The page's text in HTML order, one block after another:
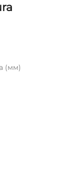
(мм)